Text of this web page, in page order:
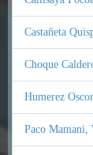
Castañeta
Choque
Humerez
Paco Mamani,